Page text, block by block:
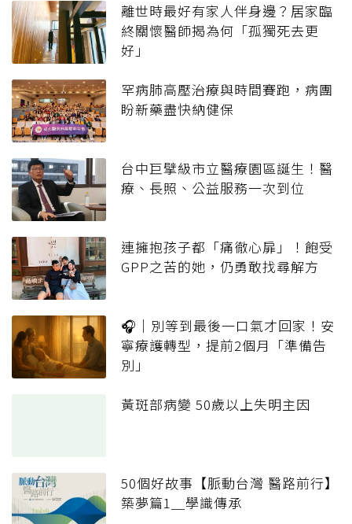
離世時最好有家人伴身邊？居家臨
終關懷醫師揭為何「孤獨死去更
好」
罕病肺高壓治療與時間賽跑，病團
盼新藥盡快納健保
台中巨擘級市立醫療園區誕生！醫
療、長照、公益服務一次到位
連擁抱孩子都「痛徹心扉」！飽受
GPP之苦的她，仍勇敢找尋解方
🎧｜別等到最後一口氣才回家！安
寧療護轉型，提前2個月「準備告
別」
黃斑部病變 50歲以上失明主因
50個好故事【脈動台灣 醫路前行】
築夢篇1＿學識傳承